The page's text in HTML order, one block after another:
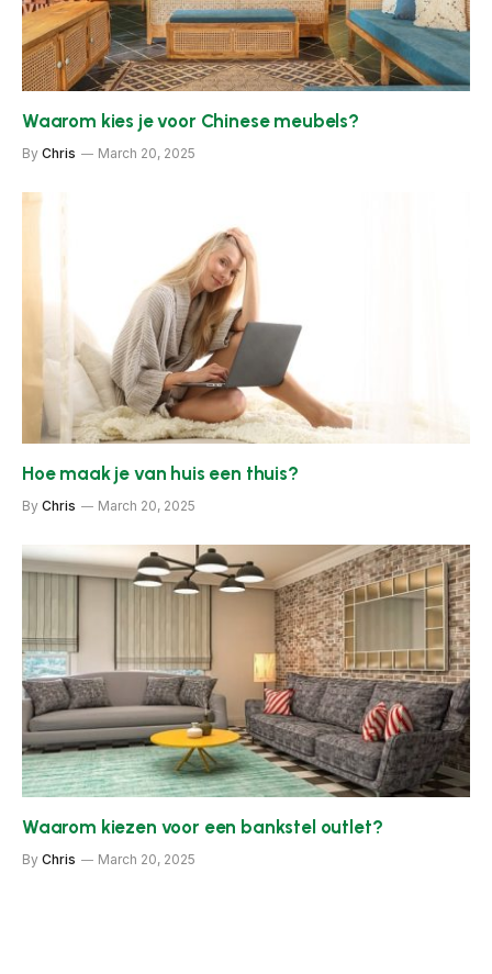
Waarom kies je voor Chinese meubels?
By Chris March 20, 2025
Hoe maak je van huis een thuis?
By Chris March 20, 2025
Waarom kiezen voor een bankstel outlet?
By Chris March 20, 2025